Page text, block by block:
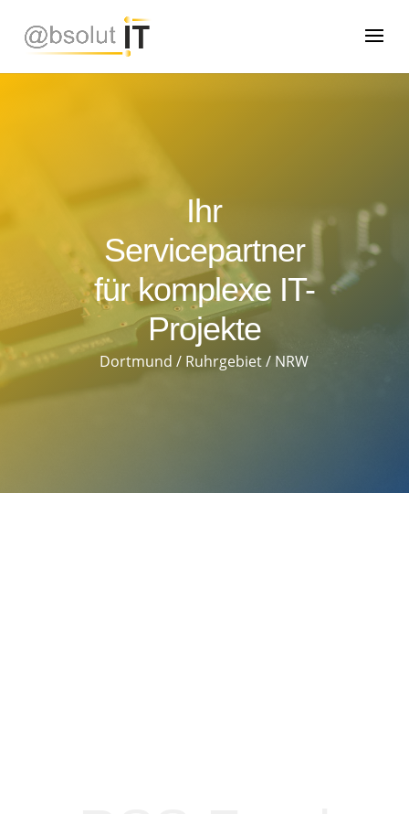
Ihr
Servicepartner
für komplexe IT-
Projekte
Dortmund / Ruhrgebiet / NRW
WILLKOMMEN BEI ABSOLUT IT